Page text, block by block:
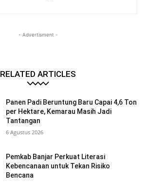
- Advertisment -
RELATED ARTICLES
Panen Padi Beruntung Baru Capai 4,6 Ton
per Hektare, Kemarau Masih Jadi
Tantangan
6 Agustus 2026
Pemkab Banjar Perkuat Literasi
Kebencanaan untuk Tekan Risiko
Bencana